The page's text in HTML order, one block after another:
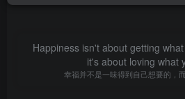
Happiness isn't about getting
it's about loving what
幸福并不是一味得到自己想要的，